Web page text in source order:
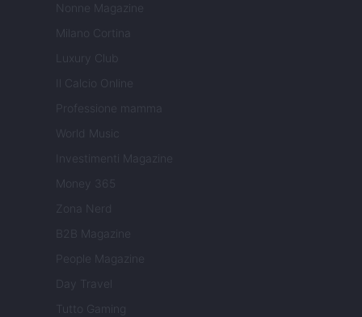
Nonne Magazine
Milano Cortina
Luxury Club
Il Calcio Online
Professione mamma
World Music
Investimenti Magazine
Money 365
Zona Nerd
B2B Magazine
People Magazine
Day Travel
Tutto Gaming